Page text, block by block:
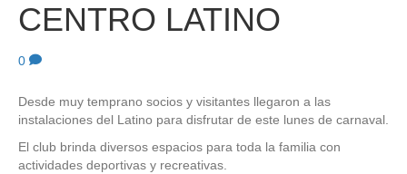
CENTRO LATINO
0
Desde muy temprano socios y visitantes llegaron a las
instalaciones del Latino para disfrutar de este lunes de carnaval.
El club brinda diversos espacios para toda la familia con
actividades deportivas y recreativas.